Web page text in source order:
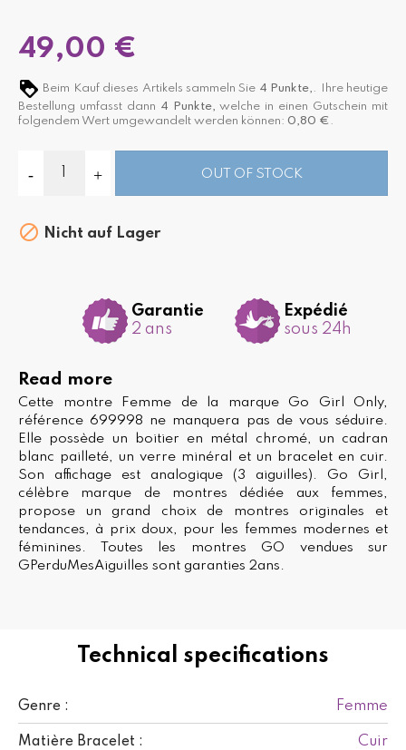
Technical specifications
Genre : Femme
Matière Bracelet : Cuir
49,00 €
Beim Kauf dieses Artikels sammeln Sie 4 Punkte, . Ihre heutige
Bestellung umfasst dann 4 Punkte, welche in einen Gutschein mit
folgendem Wert umgewandelt werden können: 0,80 € .
OUT OF STOCK
 Nicht auf Lager
Garantie
2 ans
Expédié
sous 24h
Read more
Cette montre Femme de la marque Go Girl Only,
référence 699998 ne manquera pas de vous séduire.
Elle possède un boitier en métal chromé, un cadran
blanc pailleté, un verre minéral et un bracelet en cuir.
Son affichage est analogique (3 aiguilles). Go Girl,
célèbre marque de montres dédiée aux femmes,
propose un grand choix de montres originales et
tendances, à prix doux, pour les femmes modernes et
féminines. Toutes les montres GO vendues sur
GPerduMesAiguilles sont garanties 2ans.